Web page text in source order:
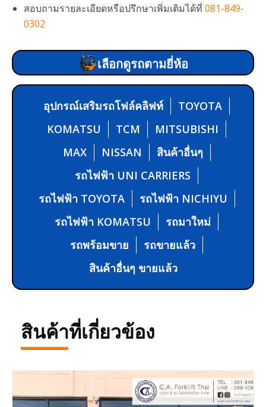
สอบถามรายละเอียดหรือปรึกษาเพิ่มเติมได้ที่ 081-849-
0302
เลือกดูรถตามยี่ห้อ
อุปกรณ์เสริมรถโฟล์คลิฟท์
TOYOTA
KOMATSU
TCM
MITSUBISHI
MAX
NISSAN
สินค้าอื่นๆ
รถไฟฟ้า UNI CARRIERS
รถไฟฟ้า TOYOTA
รถไฟฟ้า NICHIYU
รถไฟฟ้า KOMATSU
รถมาใหม่
รถพร้อมขาย
รถขายแล้ว
สินค้าอื่นๆ ขายแล้ว
สินค้าที่เกี่ยวข้อง